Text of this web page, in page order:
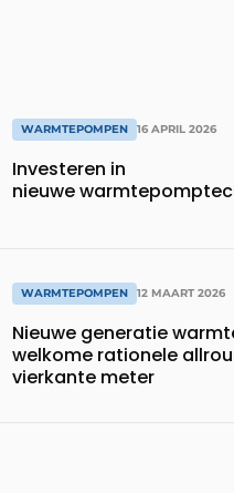
WARMTEPOMPEN 16 APRIL 2026
Investeren in
nieuwe
WARMTEPOMPEN 12 MAART 2026
Nieuwe generatie
welkome rationele
vierkante meter